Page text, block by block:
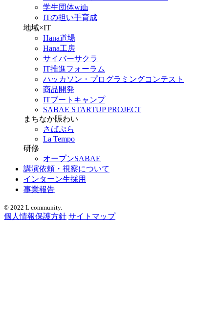
学生団体with
ITの担い手育成
地域×IT
Hana道場
Hana工房
サイバーサクラ
IT推進フォーラム
ハッカソン・プログラミングコンテスト
商品開発
ITブートキャンプ
SABAE STARTUP PROJECT
まちなか賑わい
さばぷら
La Tempo
研修
オープンSABAE
講演依頼・視察について
インターン生採用
事業報告
© 2022 L community.
個人情報保護方針 サイトマップ